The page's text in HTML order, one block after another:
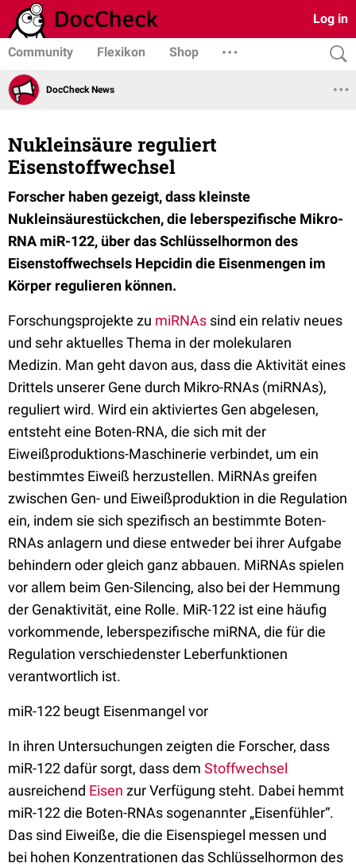
Log in
Community Flexikon Shop
DocCheck News
Nukleinsäure reguliert
Eisenstoffwechsel
Forscher haben gezeigt, dass kleinste
Nukleinsäurestückchen, die leberspezifische Mikro-
RNA miR-122, über das Schlüsselhormon des
Eisenstoffwechsels Hepcidin die Eisenmengen im
Körper regulieren können.
Forschungsprojekte zu miRNAs sind ein relativ neues
und sehr aktuelles Thema in der molekularen
Medizin. Man geht davon aus, dass die Aktivität eines
Drittels unserer Gene durch Mikro-RNAs (miRNAs),
reguliert wird. Wird ein aktiviertes Gen abgelesen,
entsteht eine Boten-RNA, die sich mit der
Eiweißproduktions-Maschinerie verbindet, um ein
bestimmtes Eiweiß herzustellen. MiRNAs greifen
zwischen Gen- und Eiweißproduktion in die Regulation
ein, indem sie sich spezifisch an bestimmte Boten-
RNAs anlagern und diese entweder bei ihrer Aufgabe
behindern oder gleich ganz abbauen. MiRNAs spielen
vor allem beim Gen-Silencing, also bei der Hemmung
der Genaktivität, eine Rolle. MiR-122 ist eine häufig
vorkommende, leberspezifische miRNA, die für die
Regulation verschiedenster Leberfunktionen
verantwortlich ist.
miR-122 beugt Eisenmangel vor
In ihren Untersuchungen zeigten die Forscher, dass
miR-122 dafür sorgt, dass dem Stoffwechsel
ausreichend Eisen zur Verfügung steht. Dabei hemmt
miR-122 die Boten-RNAs sogenannter „Eisenfühler“.
Das sind Eiweiße, die die Eisenspiegel messen und
bei hohen Konzentrationen das Schlüsselhormon des